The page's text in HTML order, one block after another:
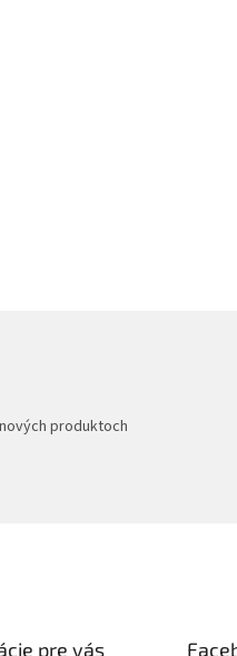
produktoch
pre vás